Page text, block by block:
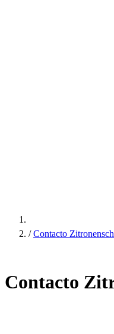
/ Contacto
Contacto